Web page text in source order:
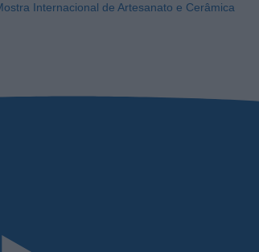
Internacional de Artesanato e Cerâmica